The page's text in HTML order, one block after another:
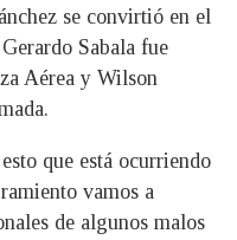
se convirtió en el
Sabala fue
Aérea y Wilson
que está ocurriendo
vamos a
de algunos malos